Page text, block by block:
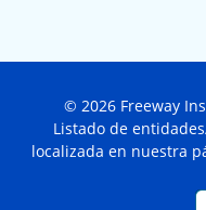
© 2026 Freeway
Listado de
localizada en nuestra